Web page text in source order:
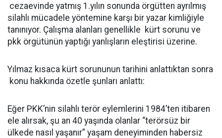
cezaevinde yatmış 1.yılın sonunda örgütten ayrılmış
silahlı mücadele yöntemine karşı bir yazar kimliğiyle
tanınıyor. Çalışma alanları genellikle kürt sorunu ve
pkk örgütünün yaptığı yanlışların eleştirisi üzerine.
Yılmaz kısaca kürt sorununun tarihini anlattıktan sonra
konu hakkında özetle şunları anlattı:
Eğer PKK’nin silahlı terör eylemlerini 1984’ten itibaren
ele alırsak, şu an 40 yaşında olanlar “terörsüz bir
ülkede nasıl yaşanır” yaşam deneyiminden habersiz